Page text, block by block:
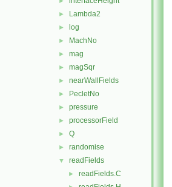
► Lambda2
► log
► MachNo
► mag
► magSqr
► nearWallFields
► PecletNo
► pressure
► processorField
► Q
► randomise
▼ readFields
► readFields.C